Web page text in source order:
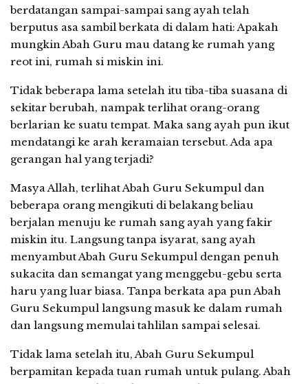
berdatangan sampai-sampai sang ayah telah
berputus asa sambil berkata di dalam hati: Apakah
mungkin Abah Guru mau datang ke rumah yang
reot ini, rumah si miskin ini.
Tidak beberapa lama setelah itu tiba-tiba suasana di
sekitar berubah, nampak terlihat orang-orang
berlarian ke suatu tempat. Maka sang ayah pun ikut
mendatangi ke arah keramaian tersebut. Ada apa
gerangan hal yang terjadi?
Masya Allah, terlihat Abah Guru Sekumpul dan
beberapa orang mengikuti di belakang beliau
berjalan menuju ke rumah sang ayah yang fakir
miskin itu. Langsung tanpa isyarat, sang ayah
menyambut Abah Guru Sekumpul dengan penuh
sukacita dan semangat yang menggebu-gebu serta
haru yang luar biasa. Tanpa berkata apa pun Abah
Guru Sekumpul langsung masuk ke dalam rumah
dan langsung memulai tahlilan sampai selesai.
Tidak lama setelah itu, Abah Guru Sekumpul
berpamitan kepada tuan rumah untuk pulang. Abah